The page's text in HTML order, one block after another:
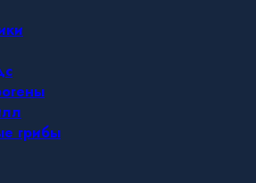
грибы